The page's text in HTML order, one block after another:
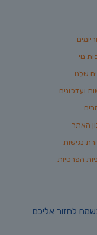
נוי
שלנו
ועדכונים
האתר
נגישות
הפרטיות
לחזור אליכם